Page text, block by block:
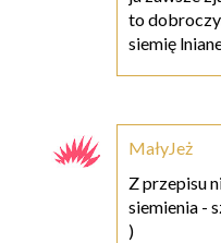
to
siemię
MałyJeż
Z przepisu
siemienia -
)